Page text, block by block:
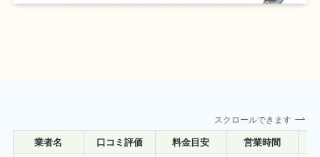
スクロールできます
業者名 口コミ評価 料金目安 営業時間